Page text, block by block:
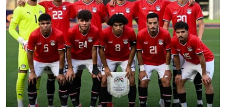
اقتصاد
تكنولوجيا
منوعات
فن وثقافة